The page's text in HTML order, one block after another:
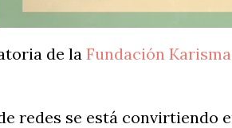
de laFundación Karisma
redes se está convirtiendo